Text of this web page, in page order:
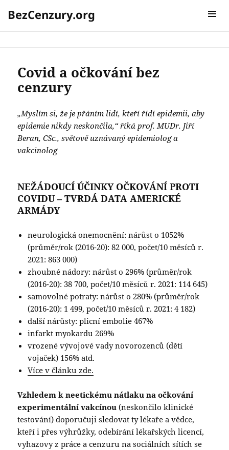
BezCenzury.org
MENU A
Autor: BezCenzury.org
Covid a očkování bez
cenzury
„Myslím si, že je přáním lidí, kteří řídí epidemii, aby
epidemie nikdy neskončila,“ říká prof. MUDr. Jiří
Beran, CSc., světově uznávaný epidemiolog a
vakcinolog
NEŽÁDOUCÍ ÚČINKY OČKOVÁNÍ PROTI
COVIDU – TVRDÁ DATA AMERICKÉ
ARMÁDY
neurologická onemocnění: nárůst o 1052%
(průměr/rok (2016-20): 82 000, počet/10 měsíců r.
2021: 863 000)
zhoubné nádory: nárůst o 296% (průměr/rok
(2016-20): 38 700, počet/10 měsíců r. 2021: 114 645)
samovolné potraty: nárůst o 280% (průměr/rok
(2016-20): 1 499, počet/10 měsíců r. 2021: 4 182)
další nárůsty: plicní embolie 467%
infarkt myokardu 269%
vrozené vývojové vady novorozenců (dětí
vojaček) 156% atd.
Více v článku zde.
Vzhledem k neetickému nátlaku na očkování
experimentální vakcínou(neskončilo klinické
testování) doporučuji sledovat ty lékaře a vědce,
kteří i přes výhrůžky, odebírání lékařských licencí,
vyhazovy z práce a cenzuru na sociálních sítích se